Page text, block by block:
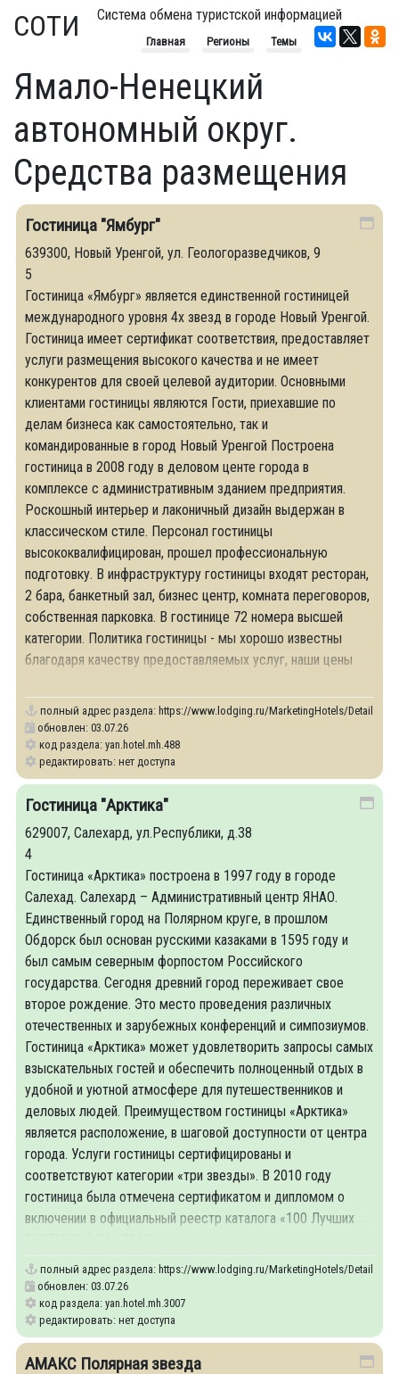
СОТИ Система обмена туристской информацией
Главная Регионы Темы
Ямало-Ненецкий
автономный округ.
Средства размещения
Гостиница "Ямбург"
639300, Новый Уренгой, ул. Геологоразведчиков, 9
5
Гостиница «Ямбург» является единственной гостиницей
международного уровня 4х звезд в городе Новый Уренгой.
Гостиница имеет сертификат соответствия, предоставляет
услуги размещения высокого качества и не имеет
конкурентов для своей целевой аудитории. Основными
клиентами гостиницы являются Гости, приехавшие по
делам бизнеса как самостоятельно, так и
командированные в город Новый Уренгой Построена
гостиница в 2008 году в деловом центе города в
комплексе с административным зданием предприятия.
Роскошный интерьер и лаконичный дизайн выдержан в
классическом стиле. Персонал гостиницы
высококвалифицирован, прошел профессиональную
подготовку. В инфраструктуру гостиницы входят ресторан,
2 бара, банкетный зал, бизнес центр, комната переговоров,
собственная парковка. В гостинице 72 номера высшей
категории. Политика гостиницы - мы хорошо известны
благодаря качеству предоставляемых услуг, наши цены
полный адрес раздела: https://www.lodging.ru/MarketingHotels/Details/488
обновлен: 03.07.26
код раздела: yan.hotel.mh.488
редактировать: нет доступа
Гостиница "Арктика"
629007, Салехард, ул.Республики, д.38
4
Гостиница «Арктика» построена в 1997 году в городе
Салехад. Салехард – Административный центр ЯНАО.
Единственный город на Полярном круге, в прошлом
Обдорск был основан русскими казаками в 1595 году и
был самым северным форпостом Российского
государства. Сегодня древний город переживает свое
второе рождение. Это место проведения различных
отечественных и зарубежных конференций и симпозиумов.
Гостиница «Арктика» может удовлетворить запросы самых
взыскательных гостей и обеспечить полноценный отдых в
удобной и уютной атмосфере для путешественников и
деловых людей. Преимуществом гостиницы «Арктика»
является расположение, в шаговой доступности от центра
города. Услуги гостиницы сертифицированы и
соответствуют категории «три звезды». В 2010 году
гостиница была отмечена сертификатом и дипломом о
включении в официальный реестр каталога «100 Лучших
полный адрес раздела: https://www.lodging.ru/MarketingHotels/Details/
обновлен: 03.07.26
код раздела: yan.hotel.mh.3007
редактировать: нет доступа
АМАКС Полярная звезда